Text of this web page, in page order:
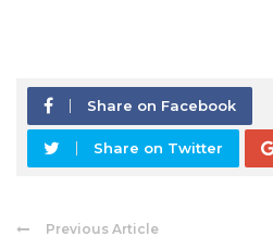
Share on Facebook
Share on Twitter
Previous Article